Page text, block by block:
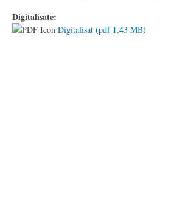
Digitalisate:
Digitalisat (pdf 1,43 MB)